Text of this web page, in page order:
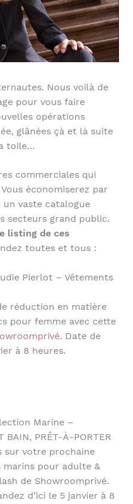
Nous voilà de
pour vous faire
opérations
glânées çà et là suite
toile…
commerciales qui
économiserez par
un vaste catalogue
secteurs grand public.
listing de ces
toutes et tous :
Pierlot – Vêtements
réduction en matière
pour femme avec cette
. Date de
à 8 heures.
Marine –
BAIN, PRÊT-À-PORTER
sur votre prochaine
marins pour adulte &
de Showroomprivé.
d’ici le 5 janvier à 8